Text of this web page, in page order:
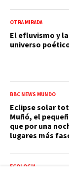
OTRA MIRADA
El efluvismo y
universo
BBC NEWS MUNDO
Eclipse solar
Muñó, el
que por una
lugares más
ECOLOGÍA